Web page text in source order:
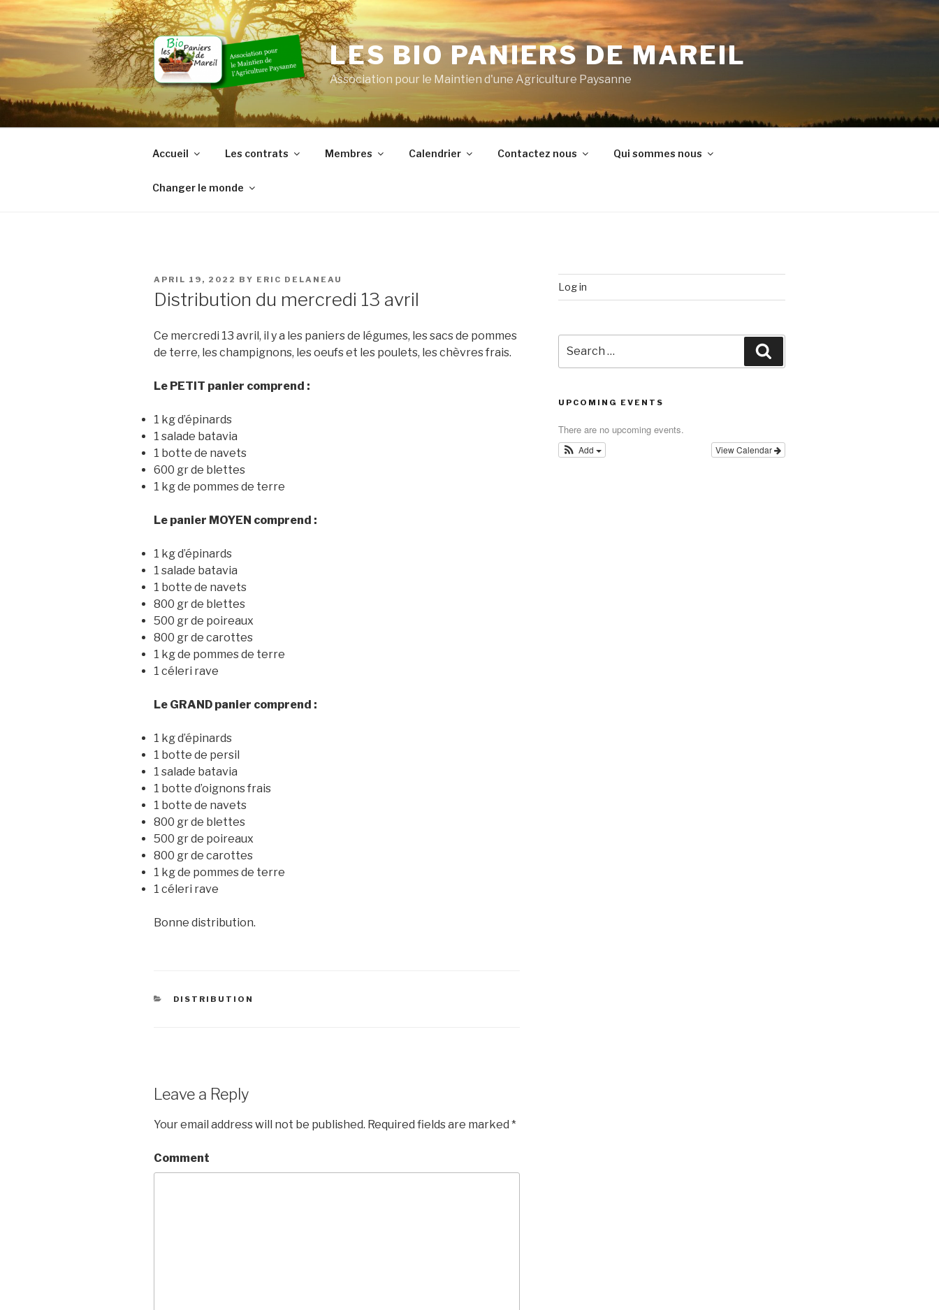
Skip
to
content
LES BIO PANIERS DE MAREIL
Association pour le Maintien d'une Agriculture Paysanne
Accueil Les contrats Membres Calendrier Contactez nous Qui sommes nous
Changer le monde
POSTED
APRIL 19, 2022 BY ERIC DELANEAU
Distribution du mercredi 13 avril
Ce mercredi 13 avril, il y a les paniers de légumes, les sacs de pommes
de terre, les champignons, les oeufs et les poulets, les chèvres frais.
Le PETIT panier comprend :
1 kg d’épinards
1 salade batavia
1 botte de navets
600 gr de blettes
1 kg de pommes de terre
Le panier MOYEN comprend :
1 kg d’épinards
1 salade batavia
1 botte de navets
800 gr de blettes
500 gr de poireaux
800 gr de carottes
1 kg de pommes de terre
1 céleri rave
Le GRAND panier comprend :
1 kg d’épinards
1 botte de persil
1 salade batavia
1 botte d’oignons frais
1 botte de navets
800 gr de blettes
500 gr de poireaux
800 gr de carottes
1 kg de pommes de terre
1 céleri rave
Bonne distribution.
CATEGORIES
DISTRIBUTION
Leave a Reply
Your email address will not be published. Required fields are marked *
Comment
Log in
for:
UPCOMING EVENTS
There are no upcoming events.
View Calendar
Add